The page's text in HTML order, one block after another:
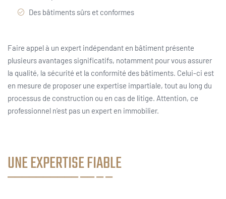
Des bâtiments sûrs et conformes
Faire appel à un expert indépendant en bâtiment présente
plusieurs avantages significatifs, notamment pour vous assurer
la qualité, la sécurité et la conformité des bâtiments. Celui-ci est
en mesure de proposer une expertise impartiale, tout au long du
processus de construction ou en cas de litige. Attention, ce
professionnel n’est pas un expert en immobilier.
UNE EXPERTISE FIABLE